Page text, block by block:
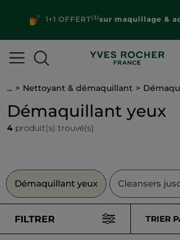
1+1 OFFERT(3)sur maquillage &
... Nettoyant & démaquillant
Démaquillant yeux
4 produit(s) trouvé(s)
Démaquillant yeux Cleansers
FILTRER TRIER